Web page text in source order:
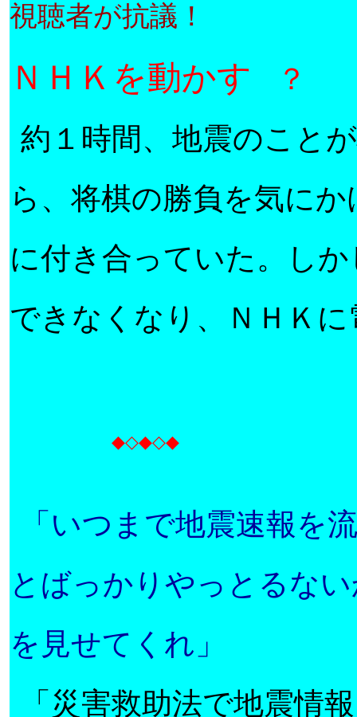
視聴者が抗議！
ＮＨＫを動かす
？
約１時間、地震のこと
ら、将棋の勝負を気に
に付き合っていた。し
できなくなり、
ＮＨＫ に
◆◇◆◇◆
「いつまで地震速報を
とばっかりやっとるな
を見せてくれ」
「災害救助法で地震情